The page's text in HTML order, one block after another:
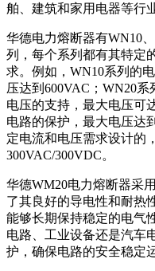
舶、建筑和家用电器等行业
华德电力熔断器有WN10
列，每个系列都有其特定
求。例如，WN10系列的
压达到600VAC；WN20
电压的支持，最大电压可
电路的保护，最大电压达
定电流和电压需求设计的
300VAC/300VDC。
华德WM20电力熔断器采
了其良好的导电性和耐热
能够长期保持稳定的电气
电路、工业设备还是汽车
护，确保电路的安全稳定